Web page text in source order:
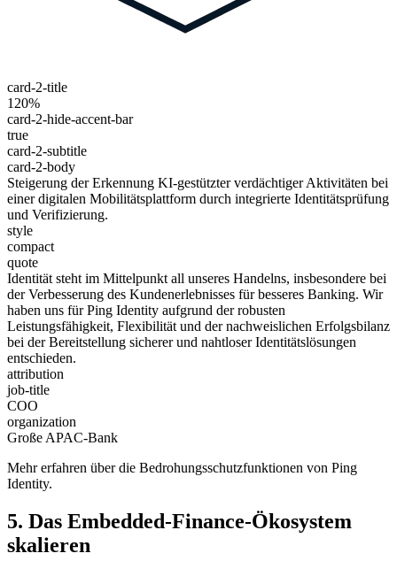
card-2-title
120%
card-2-hide-accent-bar
true
card-2-subtitle
card-2-body
Steigerung der Erkennung KI-gestützter verdächtiger Aktivitäten bei
einer digitalen Mobilitätsplattform durch integrierte Identitätsprüfung
und Verifizierung.
style
compact
quote
Identität steht im Mittelpunkt all unseres Handelns, insbesondere bei
der Verbesserung des Kundenerlebnisses für besseres Banking. Wir
haben uns für Ping Identity aufgrund der robusten
Leistungsfähigkeit, Flexibilität und der nachweislichen Erfolgsbilanz
bei der Bereitstellung sicherer und nahtloser Identitätslösungen
entschieden.
attribution
job-title
COO
organization
Große APAC-Bank
Mehr erfahren über die Bedrohungsschutzfunktionen von Ping
Identity.
5. Das Embedded-Finance-Ökosystem
skalieren